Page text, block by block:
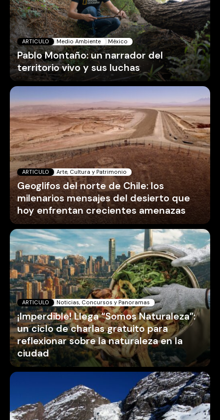
ARTICULO Medio Ambiente México
Pablo Montaño: un narrador del
territorio vivo y sus luchas
ARTICULO Arte, Cultura y Patrimonio
Geoglifos del norte de Chile: los
milenarios mensajes del desierto que
hoy enfrentan crecientes amenazas
ARTICULO Noticias, Concursos y Panoramas
¡Imperdible! Llega “Somos Naturaleza”:
un ciclo de charlas gratuito para
reflexionar sobre la naturaleza en la
ciudad